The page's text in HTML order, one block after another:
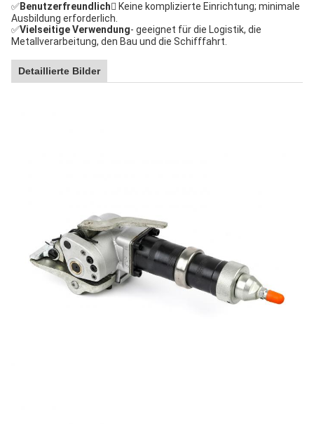
✅Benutzerfreundlich Keine komplizierte Einrichtung; minimale
Ausbildung erforderlich.
✅Vielseitige Verwendung- geeignet für die Logistik, die
Metallverarbeitung, den Bau und die Schifffahrt.
Detaillierte Bilder